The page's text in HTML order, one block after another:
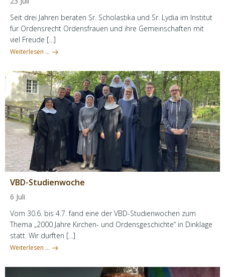
Seit drei Jahren beraten Sr. Scholastika und Sr. Lydia im Institut
für Ordensrecht Ordensfrauen und ihre Gemeinschaften mit
viel Freude […]
Weiterlesen …
VBD-Studienwoche
6 Juli
Vom 30.6. bis 4.7. fand eine der VBD-Studienwochen zum
Thema „2000 Jahre Kirchen- und Ordensgeschichte“ in Dinklage
statt. Wir durften […]
Weiterlesen …